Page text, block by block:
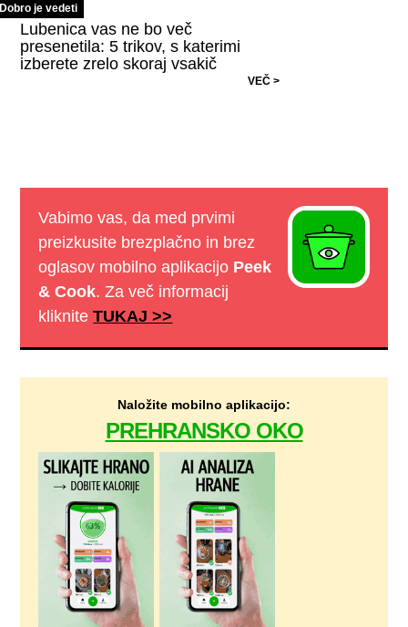
Dobro je vedeti
Lubenica vas ne bo več
presenetila: 5 trikov, s katerimi
izberete zrelo skoraj vsakič
VEČ >
Vabimo vas, da med prvimi
preizkusite brezplačno in brez
oglasov mobilno aplikacijo Peek
& Cook. Za več informacij
klikniteTUKAJ >>
Naložite mobilno aplikacijo:
PREHRANSKO OKO